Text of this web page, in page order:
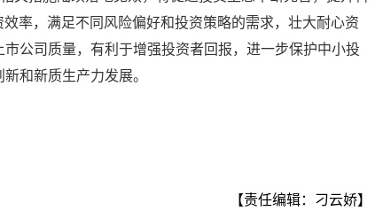
率，满足不同风险偏好和投资策略的需求，壮大耐心资
公司质量，有利于增强投资者回报，进一步保护中小投
和新质生产力发展。
【责任编辑：刁云娇】